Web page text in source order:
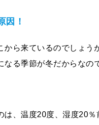
因！
ら来ているのでしょう
る季節が冬だからなの
、温度20度、湿度20